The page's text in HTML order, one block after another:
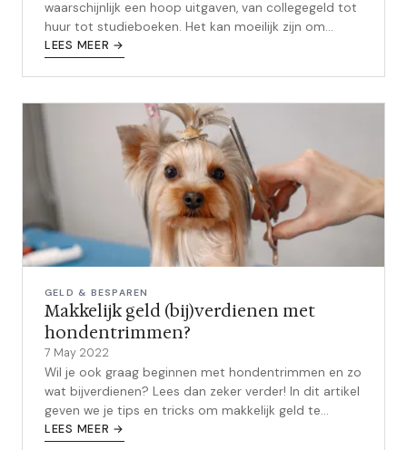
waarschijnlijk een hoop uitgaven, van collegegeld tot
huur tot studieboeken. Het kan moeilijk zijn om
manieren te vinden om geld te ...
LEES MEER →
GELD & BESPAREN
Makkelijk geld (bij)verdienen met
hondentrimmen?
7 May 2022
Wil je ook graag beginnen met hondentrimmen en zo
wat bijverdienen? Lees dan zeker verder! In dit artikel
geven we je tips en tricks om makkelijk geld te
verdienen met hondentrimme...
LEES MEER →